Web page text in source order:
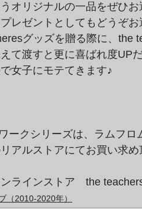
オリジナルの一品をぜひ
レゼントとしてもどうぞ
グッズを贈る際に、the
て渡すと更に喜ばれ度UP
女子にモテてきます♪
ークシリーズは、ラムフ
アルストアにてお買い求め
ラインストア　the
（2010-2020年）